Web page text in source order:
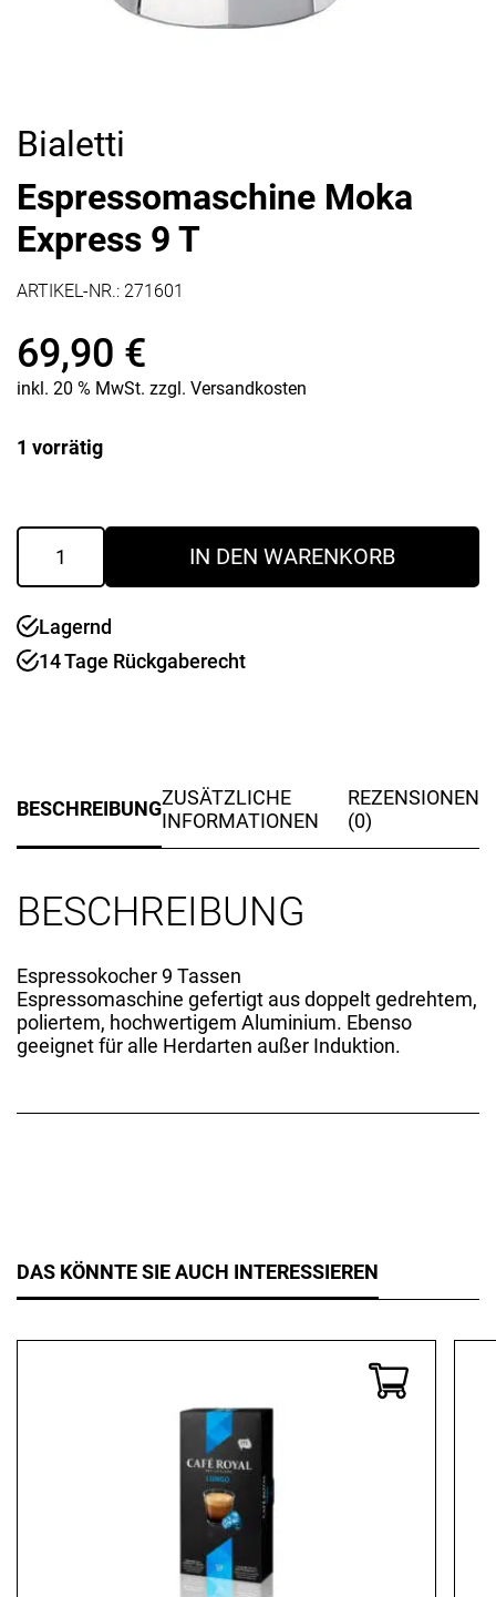
Bialetti
Espressomaschine Moka
Express 9 T
ARTIKEL-NR.: 271601
69,90 €
inkl. 20 % MwSt. zzgl. Versandkosten
1 vorrätig
Espressomaschine
Moka
Express
T
Menge
IN DEN WARENKORB
Lagernd
14 Tage Rückgaberecht
BESCHREIBUNGZUSÄTZLICHE
INFORMATIONEN
REZENSIONEN
(0)
BESCHREIBUNG
Espressokocher 9 Tassen
Espressomaschine gefertigt aus doppelt gedrehtem,
poliertem, hochwertigem Aluminium. Ebenso
geeignet für alle Herdarten außer Induktion.
DAS KÖNNTE SIE AUCH INTERESSIEREN